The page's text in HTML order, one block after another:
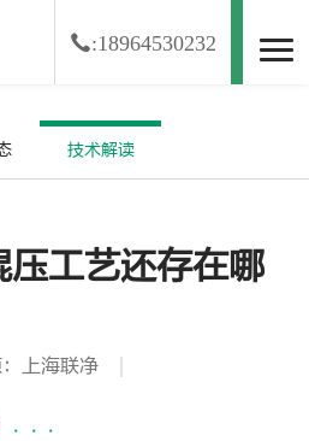
:18964530232
技术解读
工艺还存在哪
上海联净
···